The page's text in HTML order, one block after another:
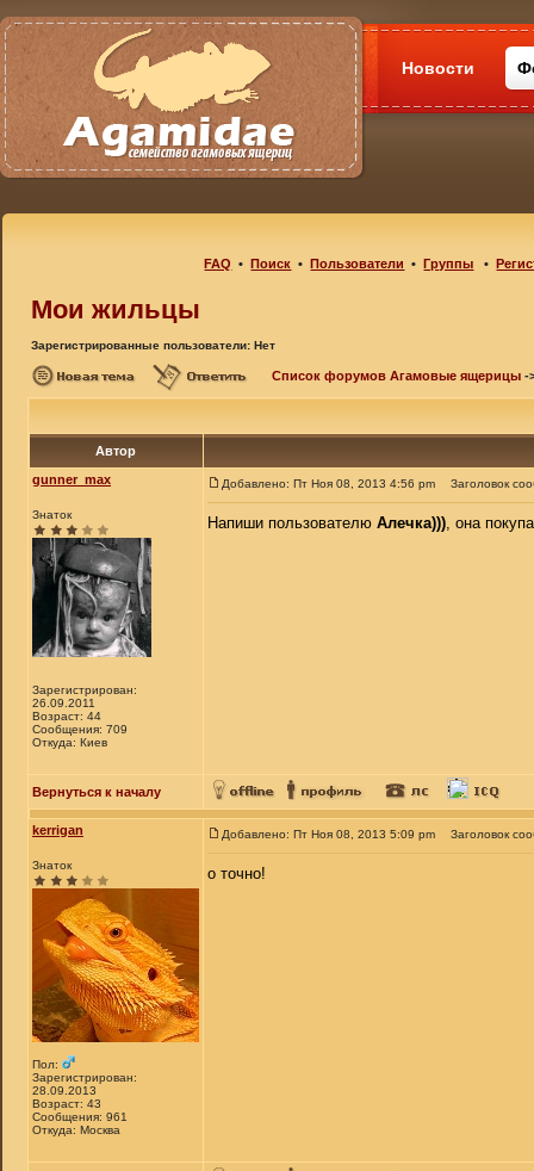
Новости
FAQ •Поиск •Пользователи •Группы •
Мои жильцы
Зарегистрированные пользователи: Нет
Список форумов Агамовые ящерицы -
Автор
gunner_max
Знаток
Зарегистрирован:
26.09.2011
Возраст: 44
Сообщения: 709
Откуда: Киев
Добавлено: Пт Ноя 08, 2013 4:56 pm Заголовок
Напиши пользователю Алечка))), она
Вернуться к началу
kerrigan
Знаток
Пол:
Зарегистрирован:
28.09.2013
Возраст: 43
Сообщения: 961
Откуда: Москва
Добавлено: Пт Ноя 08, 2013 5:09 pm Заголовок
о точно!